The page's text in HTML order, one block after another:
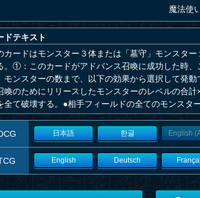
魔法使
ドテキスト
カードはモンスター３体または「墓守」モンスタ
。①：このカードがアドバンス召喚に成功した時
モンスターの数まで、以下の効果から選択して発
喚のためにリリースしたモンスターのレベルの合
全て破壊する。●相手フィールドの全てのモンスタ
日本語 한글 English
English Deutsch